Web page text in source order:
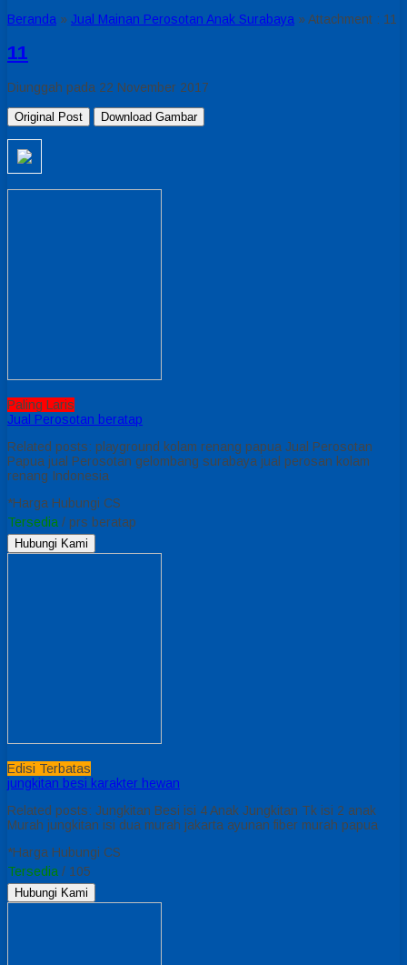
Beranda » Jual Mainan Perosotan Anak Surabaya » Attachment : 11
11
Diunggah pada 22 November 2017
Original Post Download Gambar
Paling Laris
Jual Perosotan beratap
Related posts: playground kolam renang papua Jual Perosotan
Papua jual Perosotan gelombang surabaya jual perosan kolam
renang Indonesia
*Harga Hubungi CS
Tersedia / prs beratap
Hubungi Kami
Edisi Terbatas
jungkitan besi karakter hewan
Related posts: Jungkitan Besi isi 4 Anak Jungkitan Tk isi 2 anak
Murah jungkitan isi dua murah jakarta ayunan fiber murah papua
*Harga Hubungi CS
Tersedia / 105
Hubungi Kami